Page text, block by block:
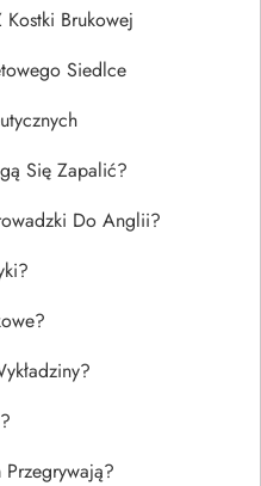
Kostki Brukowej
Siedlce
Się Zapalić?
Do Anglii?